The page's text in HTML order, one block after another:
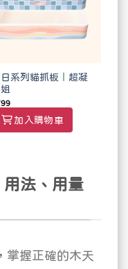
系列貓抓板｜超凝
加入購物車
法、用量
掌握正確的木天